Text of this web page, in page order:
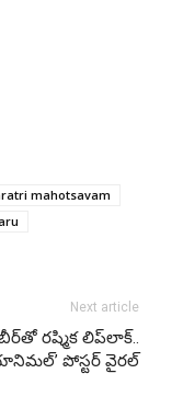
mahotsavam
Next article
రష్మిక లిప్‌లాక్..
పోస్టర్ వైరల్